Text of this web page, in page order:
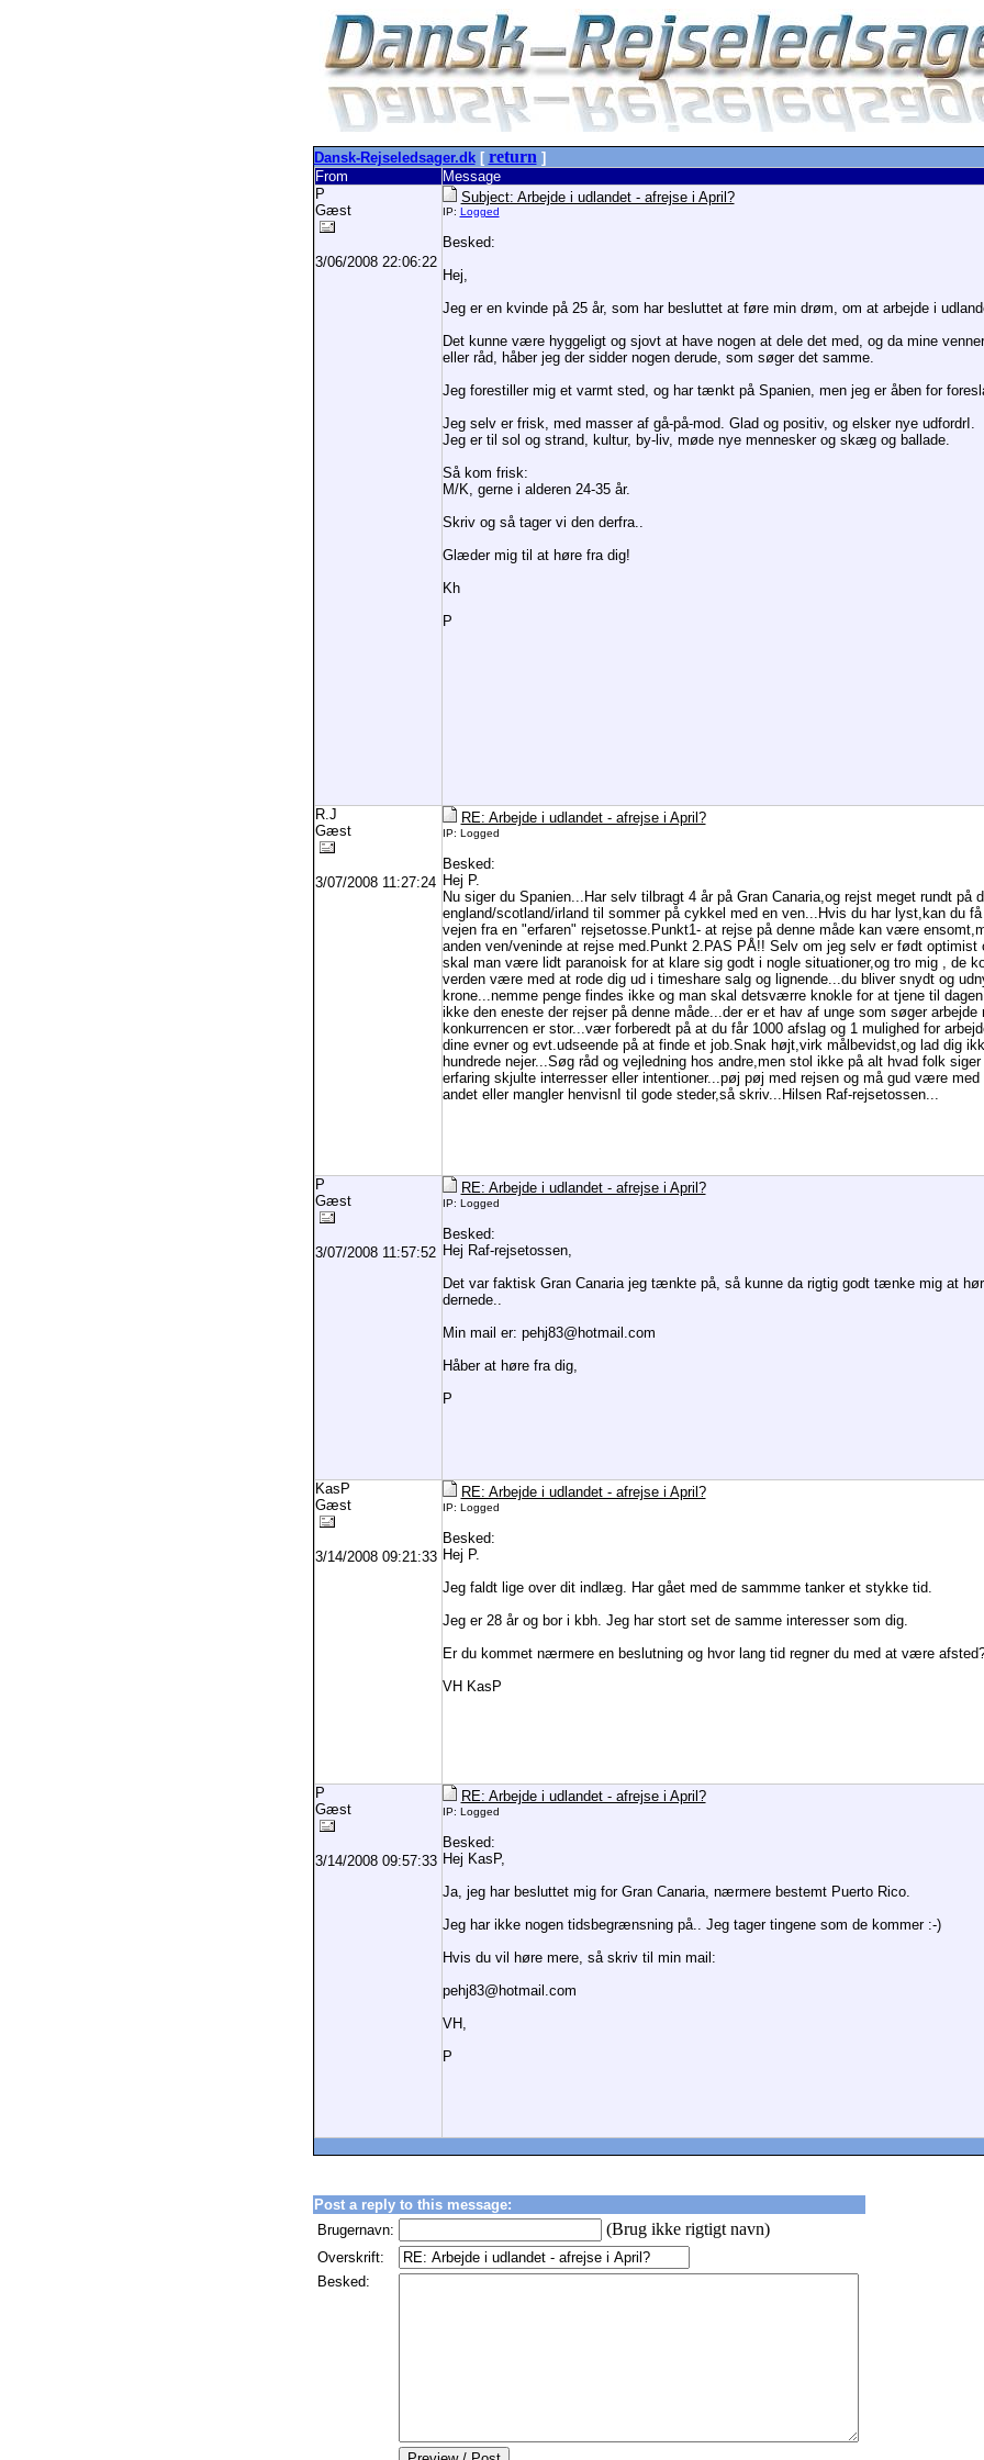
Dansk-Rejseledsager.dk[ return ]
From
Message
P
Gæst
3/06/2008 22:06:22
Subject: Arbejde i udlandet - afrejse i April?
IP: Logged
Besked:
Hej,
Jeg er en kvinde på 25 år, som har besluttet at føre min drøm, om at arbejde i
Det kunne være hyggeligt og sjovt at have nogen at dele det med, og da mine
eller råd, håber jeg der sidder nogen derude, som søger det samme.
Jeg forestiller mig et varmt sted, og har tænkt på Spanien, men jeg er åben for
Jeg selv er frisk, med masser af gå-på-mod. Glad og positiv, og elsker nye udfordrI.
Jeg er til sol og strand, kultur, by-liv, møde nye mennesker og skæg og ballade.
Så kom frisk:
M/K, gerne i alderen 24-35 år.
Skriv og så tager vi den derfra..
Glæder mig til at høre fra dig!
Kh
P
R.J
Gæst
3/07/2008 11:27:24
RE: Arbejde i udlandet - afrejse i April?
IP: Logged
Besked:
Hej P.
Nu siger du Spanien...Har selv tilbragt 4 år på Gran Canaria,og rejst meget rundt på
england/scotland/irland til sommer på cykkel med en ven...Hvis du har lyst,kan du
vejen fra en "erfaren" rejsetosse.Punkt1- at rejse på denne måde kan være
anden ven/veninde at rejse med.Punkt 2.PAS PÅ!! Selv om jeg selv er født optimist
skal man være lidt paranoisk for at klare sig godt i nogle situationer,og tro mig , de
verden være med at rode dig ud i timeshare salg og lignende...du bliver snydt og
krone...nemme penge findes ikke og man skal detsværre knokle for at tjene til
ikke den eneste der rejser på denne måde...der er et hav af unge som søger arbejde
konkurrencen er stor...vær forberedt på at du får 1000 afslag og 1 mulighed for
dine evner og evt.udseende på at finde et job.Snak højt,virk målbevidst,og lad dig
hundrede nejer...Søg råd og vejledning hos andre,men stol ikke på alt hvad folk
erfaring skjulte interresser eller intentioner...pøj pøj med rejsen og må gud være
andet eller mangler henvisnI til gode steder,så skriv...Hilsen Raf-rejsetossen...
P
Gæst
3/07/2008 11:57:52
RE: Arbejde i udlandet - afrejse i April?
IP: Logged
Besked:
Hej Raf-rejsetossen,
Det var faktisk Gran Canaria jeg tænkte på, så kunne da rigtig godt tænke mig at
dernede..
Min mail er: pehj83@hotmail.com
Håber at høre fra dig,
P
KasP
Gæst
3/14/2008 09:21:33
RE: Arbejde i udlandet - afrejse i April?
IP: Logged
Besked:
Hej P.
Jeg faldt lige over dit indlæg. Har gået med de sammme tanker et stykke tid.
Jeg er 28 år og bor i kbh. Jeg har stort set de samme interesser som dig.
Er du kommet nærmere en beslutning og hvor lang tid regner du med at være
VH KasP
P
Gæst
3/14/2008 09:57:33
RE: Arbejde i udlandet - afrejse i April?
IP: Logged
Besked:
Hej KasP,
Ja, jeg har besluttet mig for Gran Canaria, nærmere bestemt Puerto Rico.
Jeg har ikke nogen tidsbegrænsning på.. Jeg tager tingene som de kommer :-)
Hvis du vil høre mere, så skriv til min mail:
pehj83@hotmail.com
VH,
P
Post a reply to this message:
Brugernavn:
(Brug ikke rigtigt navn)
Overskrift:
Besked: